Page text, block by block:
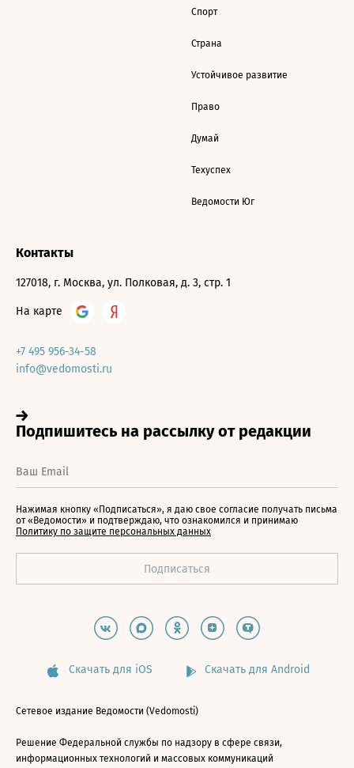
Спорт
Страна
Устойчивое развитие
Право
Думай
Техуспех
Ведомости Юг
Контакты
127018, г. Москва, ул. Полковая, д. 3, стр. 1
На карте
+7 495 956-34-58
info@vedomosti.ru
Нажимая кнопку «Подписаться», я даю свое согласие получать письма
от «Ведомости» и подтверждаю, что ознакомился и принимаю
Политику по защите персональных данных
Скачать для iOS Скачать для Android
Сетевое издание Ведомости (Vedomosti)
Решение Федеральной службы по надзору в сфере связи,
информационных технологий и массовых коммуникаций